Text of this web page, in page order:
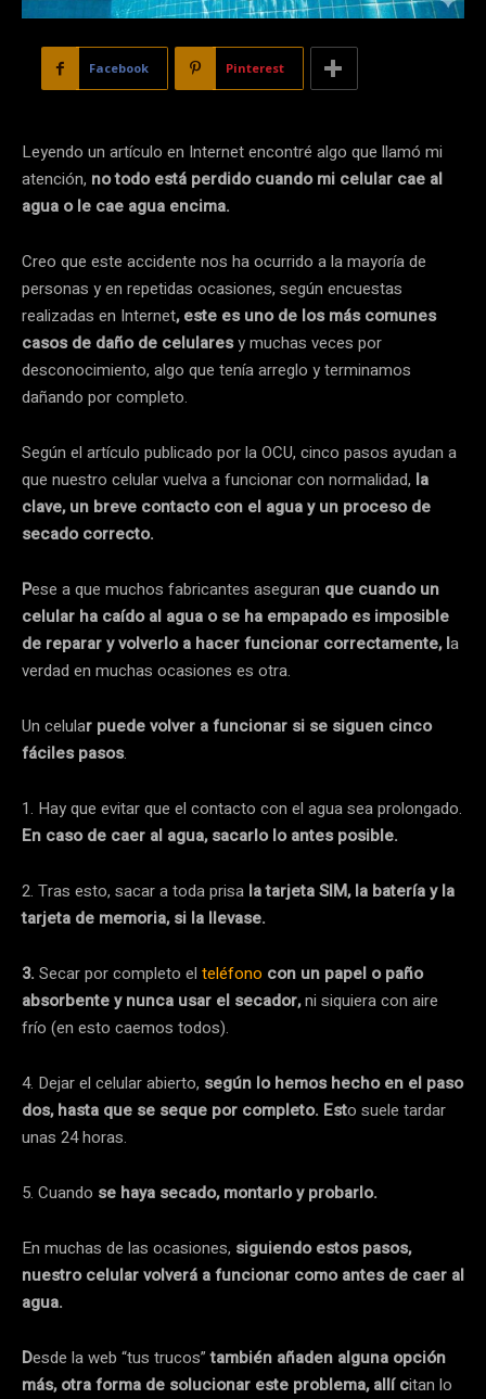
Facebook Pinterest
Leyendo un artículo en Internet encontré algo que llamó mi
atención, no todo está perdido cuando mi celular cae al
agua o le cae agua encima.
Creo que este accidente nos ha ocurrido a la mayoría de
personas y en repetidas ocasiones, según encuestas
realizadas en Internet, este es uno de los más comunes
casos de daño de celularesy muchas veces por
desconocimiento, algo que tenía arreglo y terminamos
dañando por completo.
Según el artículo publicado por la OCU, cinco pasos ayudan a
que nuestro celular vuelva a funcionar con normalidad, la
clave, un breve contacto con el agua y un proceso de
secado correcto.
Pese a que muchos fabricantes aseguran que cuando un
celular ha caído al agua o se ha empapado es imposible
de reparar y volverlo a hacer funcionar correctamente, la
verdad en muchas ocasiones es otra.
Un celular puede volver a funcionar si se siguen cinco
fáciles pasos.
1. Hay que evitar que el contacto con el agua sea prolongado.
En caso de caer al agua, sacarlo lo antes posible.
2. Tras esto, sacar a toda prisa la tarjeta SIM, la batería y la
tarjeta de memoria, si la llevase.
3. Secar por completo el teléfono con un papel o paño
absorbente y nunca usar el secador,ni siquiera con aire
frío (en esto caemos todos).
4. Dejar el celular abierto, según lo hemos hecho en el paso
dos, hasta que se seque por completo. Esto suele tardar
unas 24 horas.
5. Cuando se haya secado, montarlo y probarlo.
En muchas de las ocasiones, siguiendo estos pasos,
nuestro celular volverá a funcionar como antes de caer al
agua.
Desde la web “tus trucos”también añaden alguna opción
más, otra forma de solucionar este problema, allí citan lo